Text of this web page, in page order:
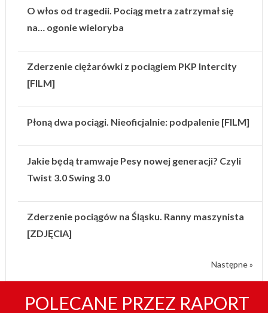
O włos od tragedii. Pociąg metra zatrzymał się
na… ogonie wieloryba
Zderzenie ciężarówki z pociągiem PKP Intercity
[FILM]
Płoną dwa pociągi. Nieoficjalnie: podpalenie [FILM]
Jakie będą tramwaje Pesy nowej generacji? Czyli
Twist 3.0 Swing 3.0
Zderzenie pociągów na Śląsku. Ranny maszynista
[ZDJĘCIA]
Następne »
POLECANE PRZEZ RAPORT